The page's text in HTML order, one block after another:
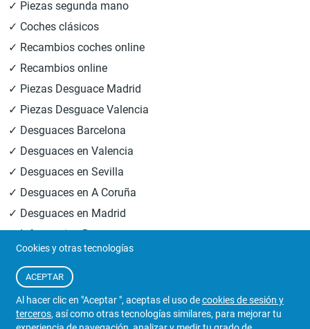
✓ Piezas segunda mano
✓ Coches clásicos
✓ Recambios coches online
✓ Recambios online
✓ Piezas Desguace Madrid
✓ Piezas Desguace Valencia
✓ Desguaces Barcelona
✓ Desguaces en Valencia
✓ Desguaces en Sevilla
✓ Desguaces en A Coruña
✓ Desguaces en Madrid
✓ Informacion Desguaces
© 2026Central Desguaces Europiezas
reservados.
Cookies y otras tecnologías
ACEPTAR
Al hacer clic en "Aceptar ", aceptas el uso decookies de sesión y
terceros, así como otras tecnologías similares, para mejorar tu